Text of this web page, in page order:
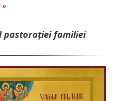
»
pastorației familiei